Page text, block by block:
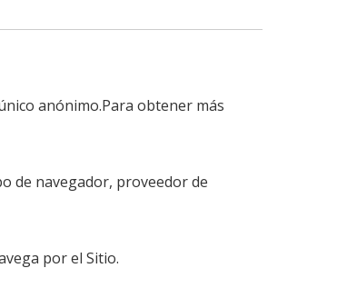
anónimo.Para obtener más
de navegador, proveedor de
por el Sitio.